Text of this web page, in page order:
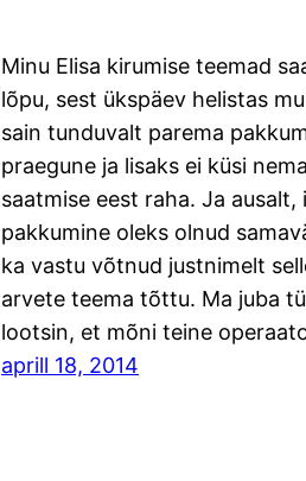
Minu Elisa kirumise teemad
lõpu, sest ükspäev helistas
sain tunduvalt parema
praegune ja lisaks ei küsi
saatmise eest raha. Ja ausalt,
pakkumine oleks olnud
ka vastu võtnud justnimelt
arvete teema tõttu. Ma juba
lootsin, et mõni teine
aprill 18, 2014